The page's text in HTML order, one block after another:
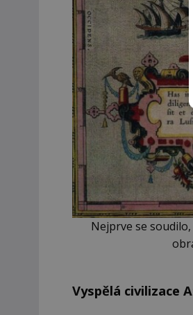
Nejprve se
Vyspělá civilizace